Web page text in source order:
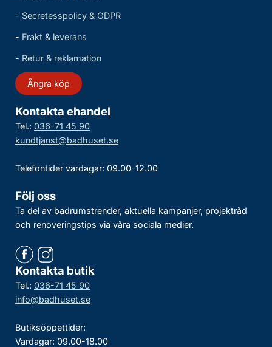
- Secretesspolicy & GDPR
- Frakt & leverans
- Retur & reklamation
Ångra köp
Kontakta ehandel
Tel.: 036-71 45 90
kundtjanst@badhuset.se
Telefontider vardagar: 09.00-12.00
Följ oss
Ta del av badrumstrender, aktuella kampanjer, projektråd
och renoveringstips via våra sociala medier.
Kontakta butik
Tel.: 036-71 45 90
info@badhuset.se
Butiksöppettider:
Vardagar: 09.00-18.00